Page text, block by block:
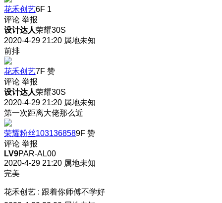
花禾创艺6F 1
评论 举报
设计达人荣耀30S
2020-4-29 21:20 属地未知
前排
花禾创艺7F 赞
评论 举报
设计达人荣耀30S
2020-4-29 21:20 属地未知
第一次距离大佬那么近
荣耀粉丝1031368589F 赞
评论 举报
LV9PAR-AL00
2020-4-29 21:20 属地未知
完美
花禾创艺 : 跟着你师傅不学好